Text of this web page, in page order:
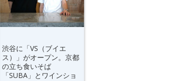
渋谷に「VS（ブイエ
ス）」がオープン。京都
の立ち食いそば
「SUBA」とワインショ